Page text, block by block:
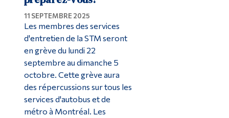
11 SEPTEMBRE 2025
Les membres des services
d'entretien de la STM seront
en grève du lundi 22
septembre au dimanche 5
octobre. Cette grève aura
des répercussions sur tous les
services d'autobus et de
métro à Montréal. Les